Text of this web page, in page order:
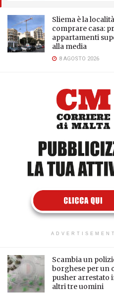
Sliema è la
comprare casa:
appartamenti
alla media
8 AGOSTO 2026
ADVERTISEMENT
Scambia un
borghese per un
pusher arrestato
altri tre uomini